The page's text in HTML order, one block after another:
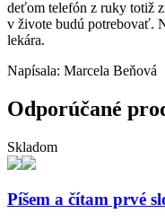
deťom telefón z ruky totiž
v živote budú potrebovať.
lekára.
Napísala: Marcela Beňová
Odporúčané
Skladom
Píšem a čítam prvé